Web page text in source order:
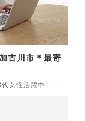
古川市＊最寄
女性活躍中！ ...